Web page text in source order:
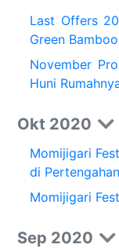
Last Offers
Green
November
Huni
Okt 2020
Momijigari
di
Momijigari
Sep 2020